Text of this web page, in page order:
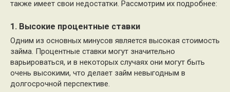
также имеет свои недостатки. Рассмотрим их подробнее:
1. Высокие процентные ставки
Одним из основных минусов является высокая стоимость
займа. Процентные ставки могут значительно
варьироваться, и в некоторых случаях они могут быть
очень высокими, что делает займ невыгодным в
долгосрочной перспективе.